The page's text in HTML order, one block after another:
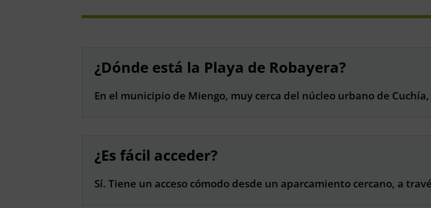
¿Dónde está la Playa de Robayera?
En el municipio de Miengo, muy cerca del núcleo urbano de
¿Es fácil acceder?
Sí. Tiene un acceso cómodo desde un aparcamiento cercano, a